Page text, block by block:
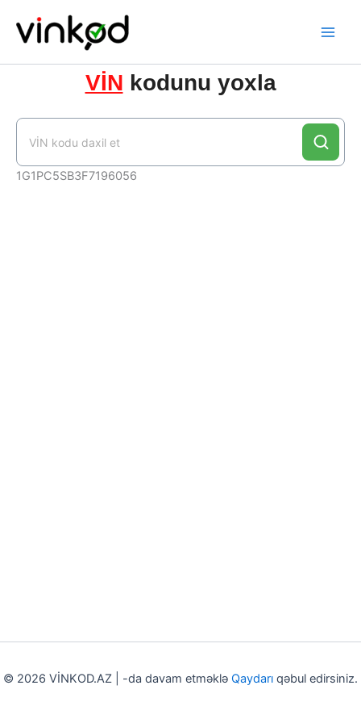
content
VİN kodunu yoxla
1G1PC5SB3F7196056
© 2026 VİNKOD.AZ | -da davam etməklə Qaydarı qəbul edirsiniz.